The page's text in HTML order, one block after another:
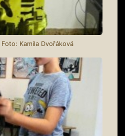
Kamila Dvořáková